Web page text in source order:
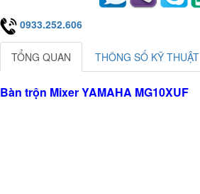
0933.252.606
TỔNG QUAN THÔNG SỐ KỸ THUẬT
Bàn trộn Mixer YAMAHA MG10XUF